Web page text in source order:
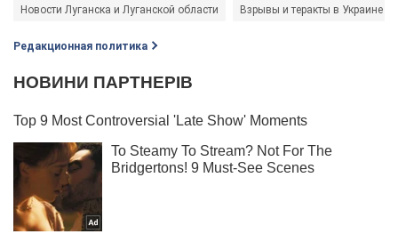
Новости Луганска и Луганской области Взрывы и теракты в Украине
Редакционная политика